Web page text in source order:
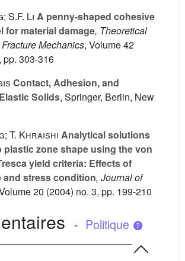
S.F. Li A penny-shaped cohesive
for material damage, Theoretical
Mechanics, Volume 42
pp. 303-316
Contact, Adhesion, and
Solids, Springer, Berlin, New
T. Khraishi Analytical solutions
plastic zone shape using the von
yield criteria: Effects of
and stress condition, Journal of
20 (2004) no. 3, pp. 199-210
- Politique